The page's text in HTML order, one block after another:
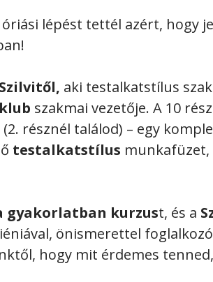
lépést tettél azért, hogy
aki testalkatstílus
szakmai vezetője. A 10
(2. résznél találod) – egy
testalkatstílus munkafüzet,
kurzust, és a
önismerettel
hogy mit érdemes